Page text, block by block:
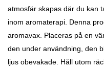
atmosfär skapas där du kan
inom aromaterapi. Denna
aromavax. Placeras på en
den under användning, den
ljus obevakade. Håll utom